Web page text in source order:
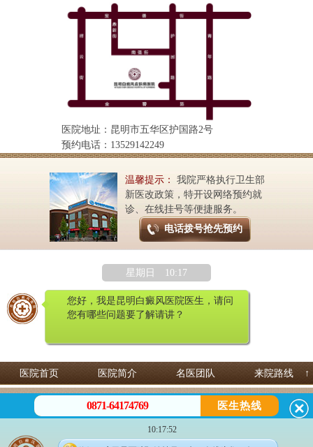
医院地址：昆明市五华区护国路2号
预约电话：13529142249
温馨提示：
我院严格执行卫生部
新医改政策，特开设网络预约就
诊、在线挂号等便捷服务。
电话拨号抢先预约
星期日 10:17
您好，我是昆明白癜风医院医生，请问
您有哪些问题要了解请讲？
医院首页 医院简介 名医团队 来院路线 ↑
昆明白癜风皮肤病医院 专治白癜风
预约热线：0871-64174769微信咨询：13529142249
地址：昆明市五华区护国路2号
0871-64174769 医生热线
10:17:52